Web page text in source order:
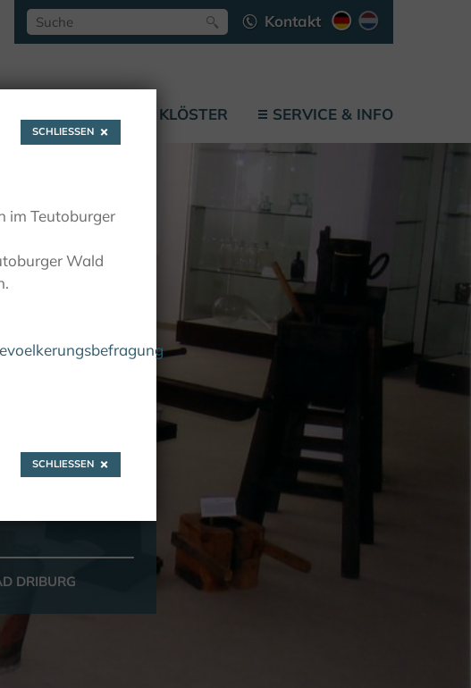
Kontakt
KLÖSTER SERVICE & INFO
DRIBURG
SCHLIESSEN
im Teutoburger
Wald
SCHLIESSEN